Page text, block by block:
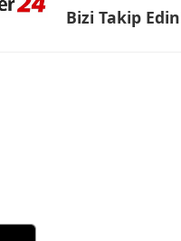
Ordu’da uluslararası bisiklet
Bizi Takip